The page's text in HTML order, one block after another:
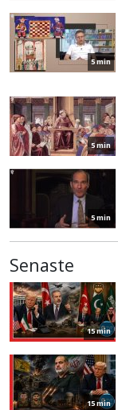
5 min
5 min
5 min
Senaste
15 min
15 min